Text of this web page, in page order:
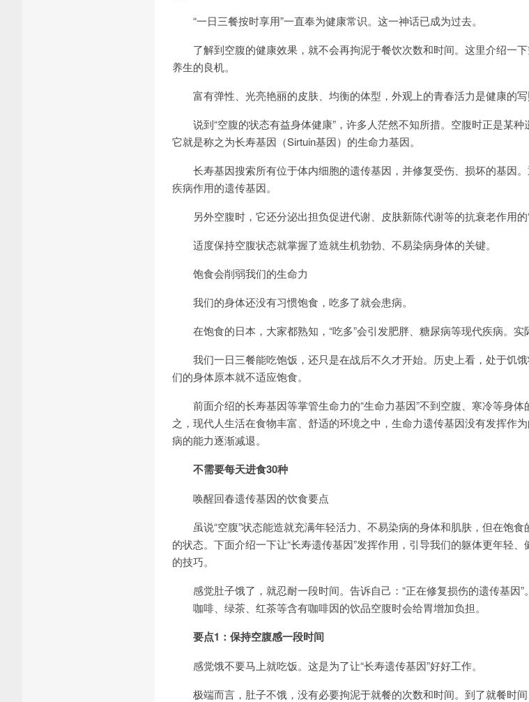
“一日三餐按时享用”一直奉为健康常识。这一神话已成为过去。
了解到空腹的健康效果，就不会再拘泥于餐饮次数和时间。这里介绍一
养生的良机。
富有弹性、光亮艳丽的皮肤、均衡的体型，外观上的青春活力是健康的写
说到“空腹的状态有益身体健康”，许多人茫然不知所措。空腹时正是某种
它就是称之为长寿基因（Sirtuin基因）的生命力基因。
长寿基因搜索所有位于体内细胞的遗传基因，并修复受伤、损坏的基因。
疾病作用的遗传基因。
另外空腹时，它还分泌出担负促进代谢、皮肤新陈代谢等的抗衰老作用的“
适度保持空腹状态就掌握了造就生机勃勃、不易染病身体的关键。
饱食会削弱我们的生命力
我们的身体还没有习惯饱食，吃多了就会患病。
在饱食的日本，大家都熟知，“吃多”会引发肥胖、糖尿病等现代疾病。实
我们一日三餐能吃饱饭，还只是在战后不久才开始。历史上看，处于饥
们的身体原本就不适应饱食。
前面介绍的长寿基因等掌管生命力的“生命力基因”不到空腹、寒冷等身体
之，现代人生活在食物丰富、舒适的环境之中，生命力遗传基因没有发挥作
病的能力逐渐减退。
不需要每天进食30种
唤醒回春遗传基因的饮食要点
虽说“空腹”状态能造就充满年轻活力、不易染病的身体和肌肤，但在饱食
的状态。下面介绍一下让“长寿遗传基因”发挥作用，引导我们的躯体更年轻
的技巧。
感觉肚子饿了，就忍耐一段时间。告诉自己：“正在修复损伤的遗传基因”。
咖啡、绿茶、红茶等含有咖啡因的饮品空腹时会给胃增加负担。
要点1：保持空腹感一段时间
感觉饿不要马上就吃饭。这是为了让“长寿遗传基因”好好工作。
极端而言，肚子不饿，没有必要拘泥于就餐的次数和时间。到了就餐时间